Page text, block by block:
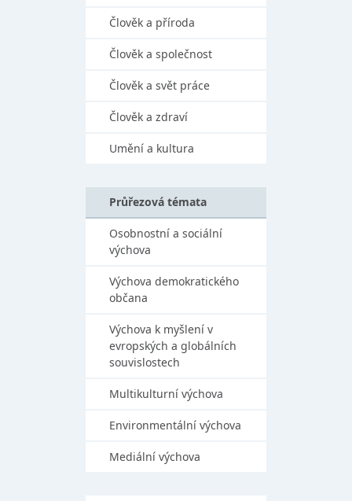
Člověk a příroda
Člověk a společnost
Člověk a svět práce
Člověk a zdraví
Umění a kultura
Průřezová témata
Osobnostní a sociální
výchova
Výchova demokratického
občana
Výchova k myšlení v
evropských a globálních
souvislostech
Multikulturní výchova
Environmentální výchova
Mediální výchova